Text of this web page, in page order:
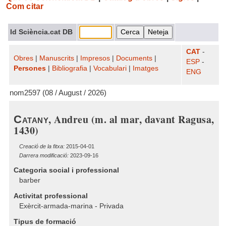
Com citar
Id Sciència.cat DB
Obres Manuscrits Impresos Documents
Persones
Bibliografia Vocabulari Imatges
CAT -
ESP -
ENG
nom2597 (08 / August / 2026)
Catany, Andreu (m. al mar, davant Ragusa,
1430)
Creació de la fitxa: 2015-04-01
Darrera modificació: 2023-09-16
Categoria social i professional
barber
Activitat professional
Exèrcit-armada-marina - Privada
Tipus de formació